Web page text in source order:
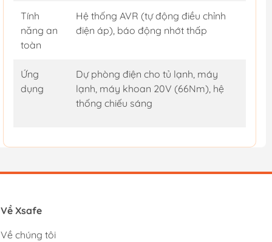
Tính
năng an
toàn
Hệ thống AVR (tự động điều chỉnh
điện áp), báo động nhớt thấp
Ứng
dụng
Dự phòng điện cho tủ lạnh, máy
lạnh, máy khoan 20V (66Nm), hệ
thống chiếu sáng
Về Xsafe
Về chúng tôi